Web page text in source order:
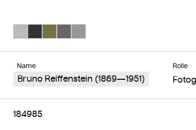
Name Rolle
Bruno Reiffenstein (1869—1951)
184985